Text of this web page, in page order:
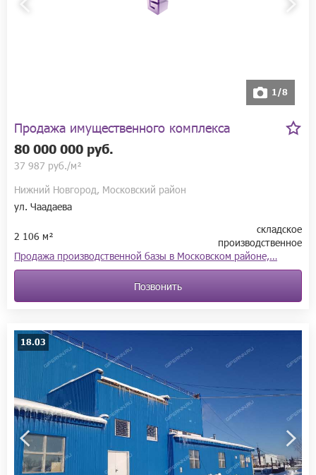
1/8
Продажа имущественного комплекса
80 000 000 руб.
37 987 руб./м²
Нижний Новгород, Московский район
ул. Чаадаева
2 106 м²
складское
производственное
Продажа производственной базы в Московском районе,…
Позвонить
18.03